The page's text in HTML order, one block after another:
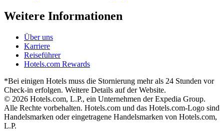
Weitere Informationen
Über uns
Karriere
Reiseführer
Hotels.com Rewards
*Bei einigen Hotels muss die Stornierung mehr als 24 Stunden vor
Check-in erfolgen. Weitere Details auf der Website.
© 2026 Hotels.com, L.P., ein Unternehmen der Expedia Group.
Alle Rechte vorbehalten. Hotels.com und das Hotels.com-Logo sind
Handelsmarken oder eingetragene Handelsmarken von Hotels.com,
L.P.